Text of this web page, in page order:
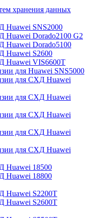
хранения данных
Huawei SNS2000
Huawei Dorado2100 G2
Huawei Dorado5100
Huawei S2600
Huawei VIS6600T
для Huawei SNS5000
для СХД Huawei
для СХД Huawei
для СХД Huawei
для СХД Huawei
для СХД Huawei
Huawei 18500
Huawei 18800
Huawei S2200T
Huawei S2600T